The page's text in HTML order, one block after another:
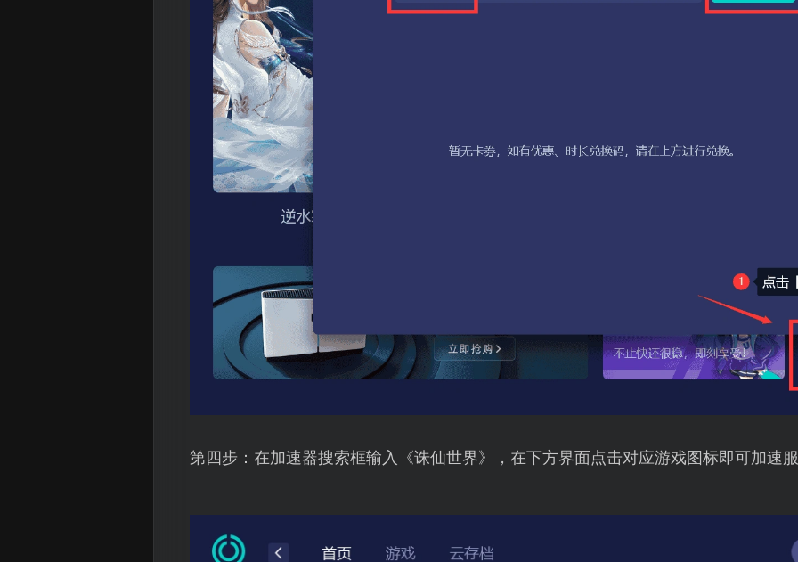
第四步：在加速器搜索框输入《诛仙世界》，在下方界面点击对应游戏图标即可加速